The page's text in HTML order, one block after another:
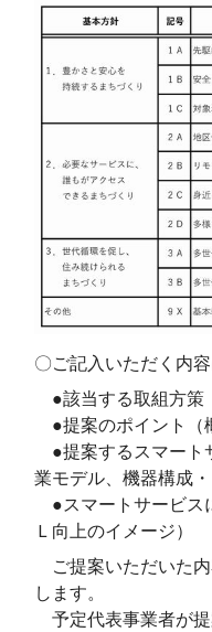
〇ご記入いただく内
●該当する取組方策
●提案のポイント（
●提案するスマート
業モデル、機器構成
●スマートサービス
Ｌ向上のイメージ）
ご提案いただいた内
します。
予定代表事業者が